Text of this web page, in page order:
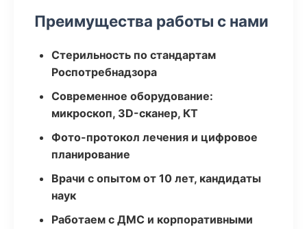
Преимущества работы с нами
Стерильность по стандартам
Роспотребнадзора
Современное оборудование:
микроскоп, 3D-сканер, КТ
Фото-протокол лечения и цифровое
планирование
Врачи с опытом от 10 лет, кандидаты
наук
Работаем с ДМС и корпоративными